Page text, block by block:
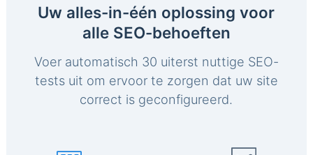
Uw alles-in-één oplossing voor
alle SEO-behoeften
Voer automatisch 30 uiterst nuttige SEO-
tests uit om ervoor te zorgen dat uw site
correct is geconfigureerd.